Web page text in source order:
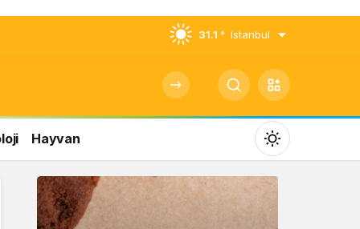
31.1 ° Istanbul
Hayvan
Mod
değiştir